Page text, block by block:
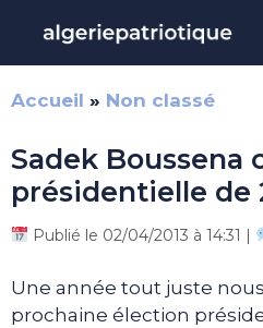
contenu
Accueil » Non classé
Sadek Boussena
présidentielle de
Publié le 02/04/2013 à 14:31 |
Une année tout juste
prochaine élection